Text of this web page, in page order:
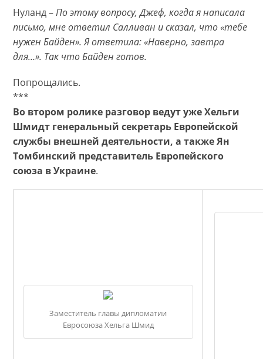
Нуланд –По этому вопросу, Джеф, когда я написала
письмо, мне ответил Салливан и сказал, что «тебе
нужен Байден». Я ответила: «Наверно, завтра
для…». Так что Байден готов.
Попрощались.
***
Во втором ролике разговор ведут уже Хельги
Шмидт генеральный секретарь Европейской
службы внешней деятельности, а также Ян
Томбинский представитель Европейского
союза в Украине.
Заместитель главы дипломатии
Евросоюза Хельга Шмид